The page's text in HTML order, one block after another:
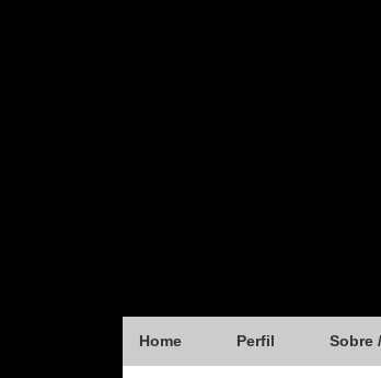
Home Perfil Sobre